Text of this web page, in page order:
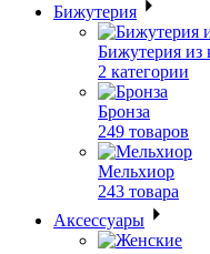
Бижутерия
Бижутерия из
2 категории
Бронза
249 товаров
Мельхиор
243 товара
Аксессуары